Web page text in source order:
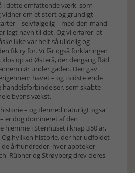
i dette omfattende værk, som
vidner om et stort og grundigt
– selvfølgelig – med den mand,
lagt navn til det. Og vi erfarer, at
ikke var helt så ulidelig og
fik ry for. Vi får også forklaringen
klos op ad Østerå, der dengang flød
rør under gaden. Den gav
havet – og i sidste ende
handelsforbindelser, som skabte
byens vækst.
– og dermed naturligt også
er dog domineret af den
hjemme i Stenhuset i knap 350 år,
hvilken historie, der har udfoldet
århundreder, hvor apoteker-
Rübner og Strøyberg drev deres